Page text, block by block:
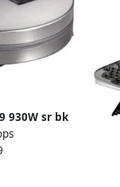
930W sr bk